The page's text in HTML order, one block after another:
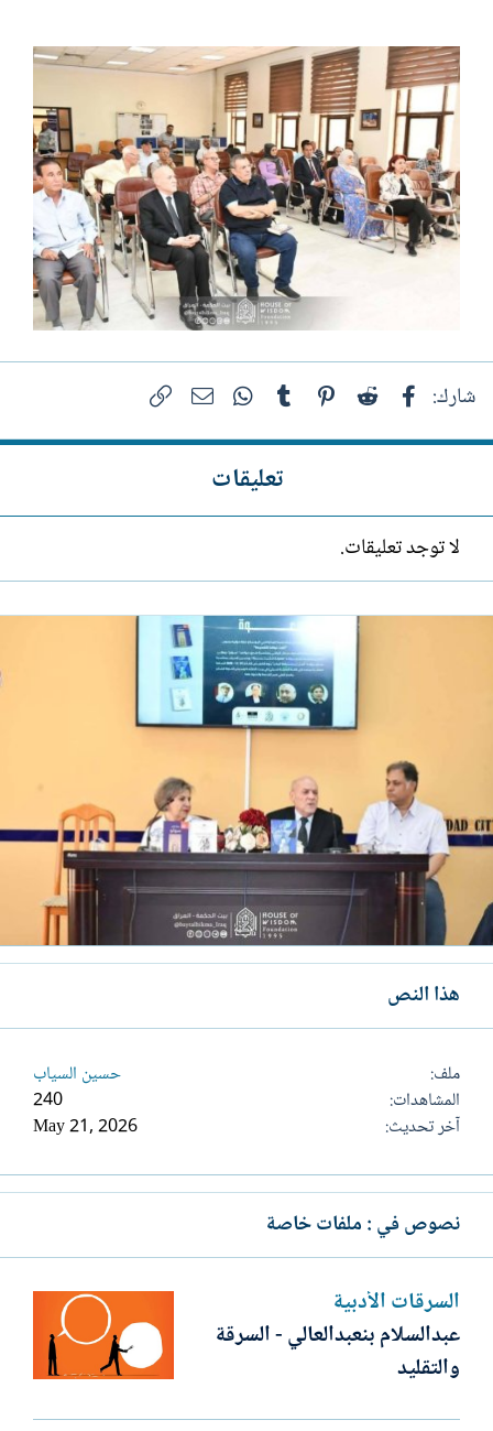
شارك: فيسبوك Reddit
Pinterest
Tumblr
WhatsAppالبريد الإلكتروني
تعليقات
لا توجد تعليقات.
هذا النص
ملف
حسين السياب
المشاهدات
240
آخر تحديث
May 21, 2026
نصوص في : ملفات خاصة
السرقات الأدبية
عبدالسلام بنعبدالعالي - السرقة
والتقليد